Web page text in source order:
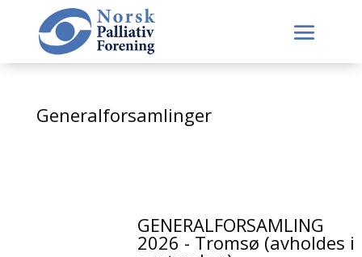
Generalforsamlinger
GENERALFORSAMLING
2026 - Tromsø (avholdes i